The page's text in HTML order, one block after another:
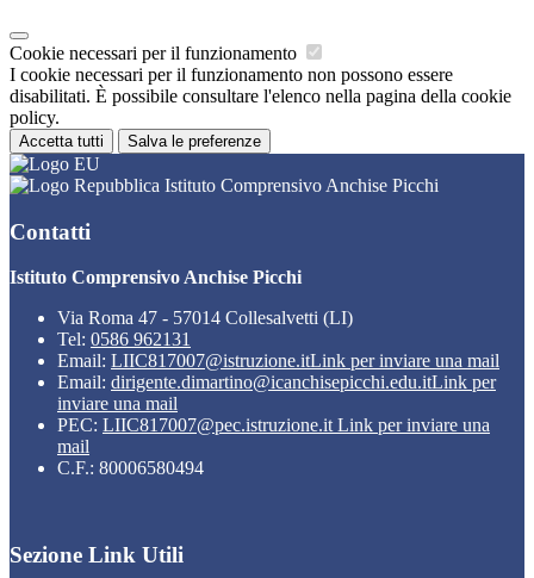
Cookie necessari per il funzionamento
I cookie necessari per il funzionamento non possono essere
disabilitati. È possibile consultare l'elenco nella pagina della cookie
policy.
Accetta tutti Salva le preferenze
Istituto Comprensivo Anchise Picchi
Contatti
Istituto Comprensivo Anchise Picchi
Via Roma 47 - 57014 Collesalvetti (LI)
Tel: 0586 962131
Email: LIIC817007@istruzione.itLink per inviare una mail
Email: dirigente.dimartino@icanchisepicchi.edu.itLink per
inviare una mail
PEC: LIIC817007@pec.istruzione.it Link per inviare una
mail
C.F.: 80006580494
Sezione Link Utili